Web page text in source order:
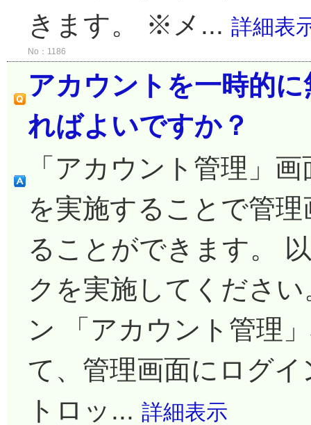
きます。 ※メ... 詳細表
No：1186
アカウントを一時的
ればよいですか？
「アカウント管理」
を実施することで管
ることができます。
クを実施してくださ
ン 「アカウント管理
て、管理画面にログ
トロッ... 詳細表示